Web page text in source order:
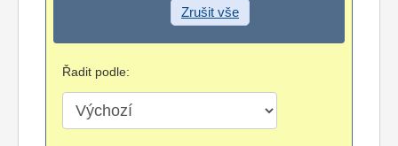
Zrušit vše
Řadit podle: